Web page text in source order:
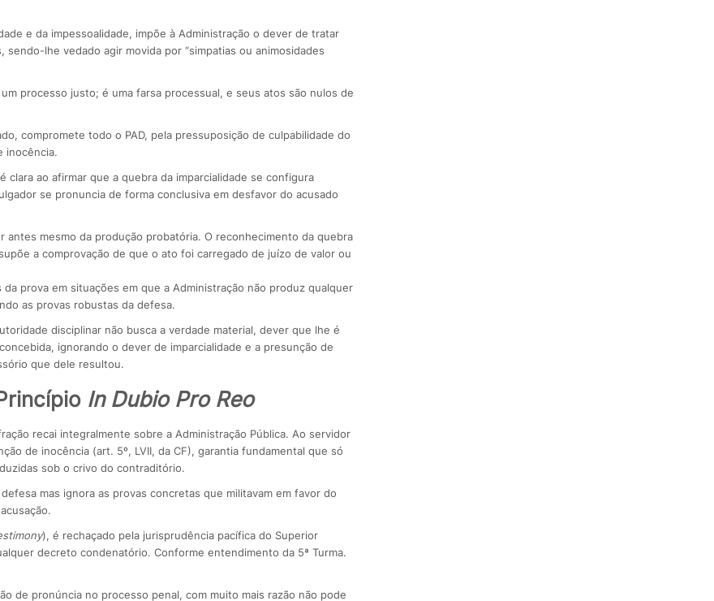
e da impessoalidade, impõe à Administração o dever de tratar
lhe vedado agir movida por “simpatias ou animosidades
processo justo; é uma farsa processual, e seus atos são nulos de
compromete todo o PAD, pela pressuposição de culpabilidade do
inocência.
ao afirmar que a quebra da imparcialidade se configura
se pronuncia de forma conclusiva em desfavor do acusado
mesmo da produção probatória. O reconhecimento da quebra
a comprovação de que o ato foi carregado de juízo de valor ou
prova em situações em que a Administração não produz qualquer
as provas robustas da defesa.
disciplinar não busca a verdade material, dever que lhe é
ignorando o dever de imparcialidade e a presunção de
que dele resultou.
In Dubio Pro Reo
recai integralmente sobre a Administração Pública. Ao servidor
de inocência (art. 5º, LVII, da CF), garantia fundamental que só
sob o crivo do contraditório.
mas ignora as provas concretas que militavam em favor do
), é rechaçado pela jurisprudência pacífica do Superior
decreto condenatório. Conforme entendimento da 5ª Turma.
de pronúncia no processo penal, com muito mais razão não pode